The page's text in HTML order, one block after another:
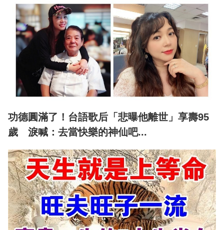
功德圓滿了！台語歌后「悲曝他離世」享壽95
歲 淚喊：去當快樂的神仙吧...